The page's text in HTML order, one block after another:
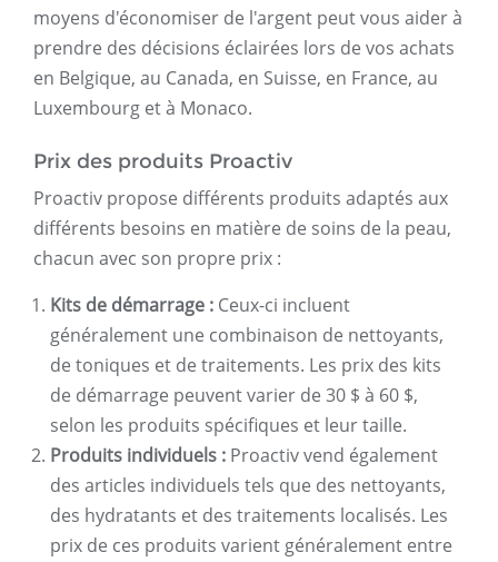
moyens d'économiser de l'argent peut vous aider à
prendre des décisions éclairées lors de vos achats
en Belgique, au Canada, en Suisse, en France, au
Luxembourg et à Monaco.
Prix ​​des produits Proactiv
Proactiv propose différents produits adaptés aux
différents besoins en matière de soins de la peau,
chacun avec son propre prix :
Kits de démarrage : Ceux-ci incluent
généralement une combinaison de nettoyants,
de toniques et de traitements. Les prix des kits
de démarrage peuvent varier de 30 $ à 60 $,
selon les produits spécifiques et leur taille.
Produits individuels : Proactiv vend également
des articles individuels tels que des nettoyants,
des hydratants et des traitements localisés. Les
prix de ces produits varient généralement entre